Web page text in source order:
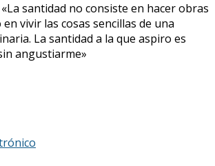
santidad no consiste en hacer obras
vivir las cosas sencillas de una
La santidad a la que aspiro es
angustiarme»